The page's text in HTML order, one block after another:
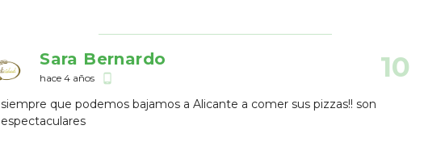
Sara Bernardo
hace 4 años phone_android 10
siempre que podemos bajamos a Alicante a comer sus pizzas!! son
espectaculares